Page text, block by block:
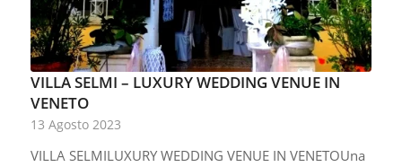
VILLA SELMI – LUXURY WEDDING VENUE IN
VENETO
13 Agosto 2023
VILLA SELMILUXURY WEDDING VENUE IN VENETOUna